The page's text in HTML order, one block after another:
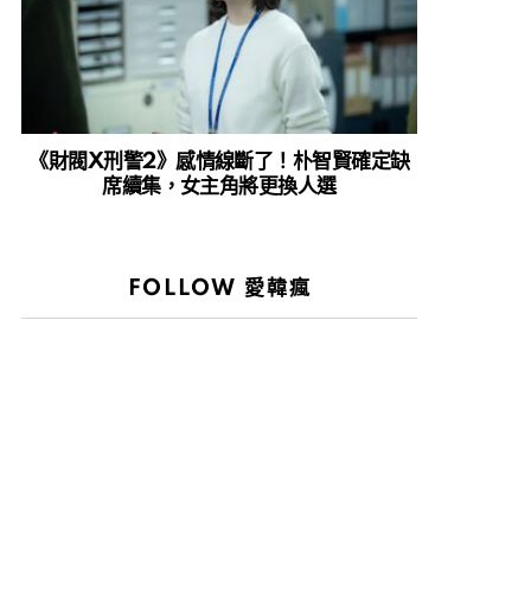
《財閥X刑警2》感情線斷了！朴智賢確定缺
席續集，女主角將更換人選
FOLLOW 愛韓瘋